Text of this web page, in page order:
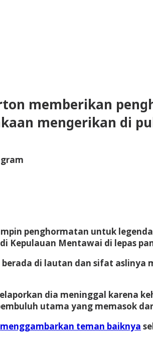
memberikan
mengerikan di
penghormatan untuk
Kepulauan Mentawai di lepas
di lautan dan sifat
dia meninggal karena
utama yang memasok
menggambarkan teman baiknya